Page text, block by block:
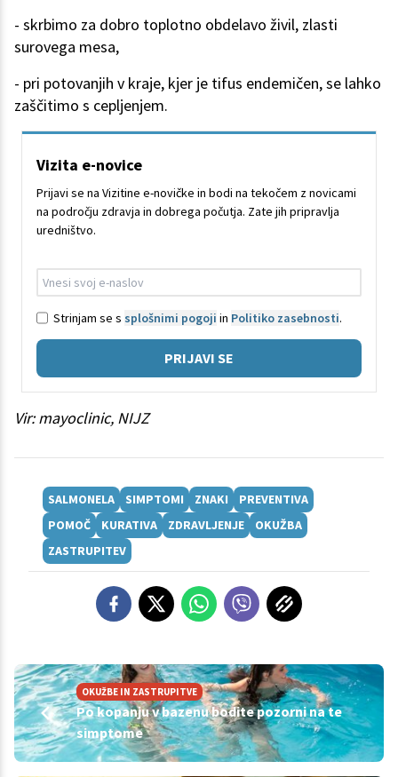
- skrbimo za dobro toplotno obdelavo živil, zlasti
surovega mesa,
- pri potovanjih v kraje, kjer je tifus endemičen, se lahko
zaščitimo s cepljenjem.
Vizita e-novice
Prijavi se na Vizitine e-novičke in bodi na tekočem z novicami
na področju zdravja in dobrega počutja. Zate jih pripravlja
uredništvo.
Strinjam se s splošnimi pogoji in Politiko zasebnosti.
PRIJAVI SE
Vir: mayoclinic, NIJZ
SALMONELA SIMPTOMI ZNAKI
PREVENTIVA
POMOČ
KURATIVA ZDRAVLJENJE
OKUŽBA
ZASTRUPITEV
OKUŽBE IN ZASTRUPITVE
Po kopanju v bazenu bodite pozorni na te
simptome